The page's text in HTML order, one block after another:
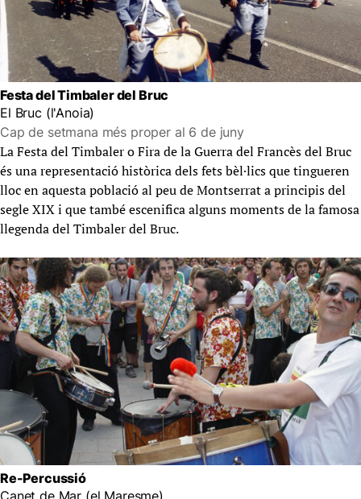
Festa del Timbaler del Bruc
El Bruc (l'Anoia)
Cap de setmana més proper al 6 de juny
La Festa del Timbaler o Fira de la Guerra del Francès del Bruc
és una representació històrica dels fets bèl·lics que tingueren
lloc en aquesta població al peu de Montserrat a principis del
segle XIX i que també escenifica alguns moments de la famosa
llegenda del Timbaler del Bruc.
Re-Percussió